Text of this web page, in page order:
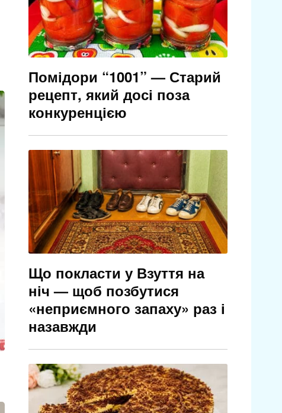
Помідори “1001” — Старий
рецепт, який досі поза
конкуренцією
Що покласти у Взуття на
ніч — щоб позбутися
«неприємного запаху» раз і
назавжди